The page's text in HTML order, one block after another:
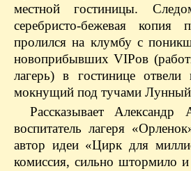
местной гостиницы.
серебристо-бежевая
пролился на клумбу с
новоприбывших VIPов
лагерь) в гостинице
мокнущий под тучами Лунный
Рассказывает
воспитатель лагеря
автор идеи «Цирк для
комиссия, сильно штормило